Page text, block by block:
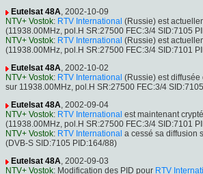
Eutelsat 48A, 2002-10-09
NTV+ Vostok: RTV International (Russie) est
(11938.00MHz, pol.H SR:27500 FEC:3/4 SID:7105
NTV+ Vostok: RTV International (Russie) est
(11938.00MHz, pol.H SR:27500 FEC:3/4 SID:7101
Eutelsat 48A, 2002-10-02
NTV+ Vostok: RTV International (Russie) est diffusée
sur 11938.00MHz, pol.H SR:27500 FEC:3/4
Eutelsat 48A, 2002-09-04
NTV+ Vostok: RTV International est maintenant
(11938.00MHz, pol.H SR:27500 FEC:3/4 SID:7101
NTV+ Vostok: RTV International a cessé sa diffusion
(DVB-S SID:7105 PID:164/88)
Eutelsat 48A, 2002-09-03
NTV+ Vostok: Modification des PID pour RTV